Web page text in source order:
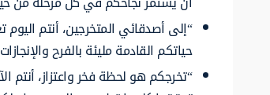
“إلى أصدقائي المتخرجين، أنتم
حياتكم القادمة مليئة بالفرح
“تخرجكم هو لحظة فخر واعتزاز، أنتم